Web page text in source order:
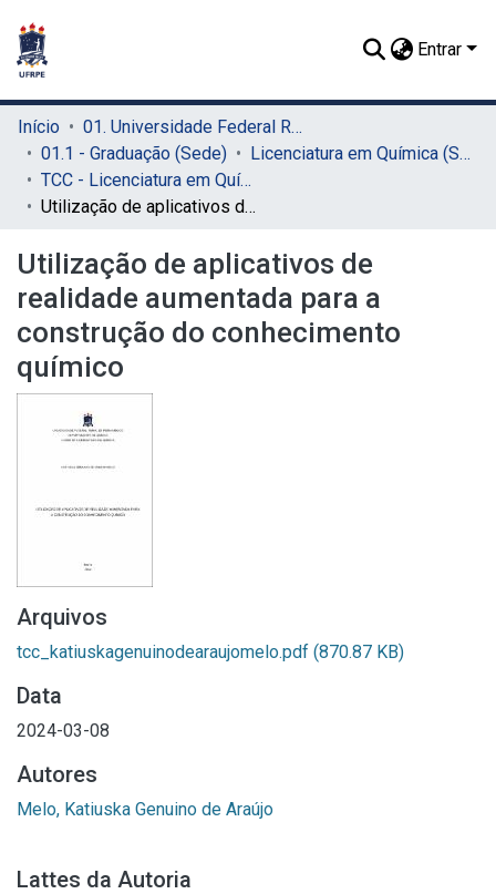
Entrar
Início
01. Universidade Federal Rural de Pernambuco - UFRPE (Sede)
01.1 - Graduação (Sede)
Licenciatura em Química (Sede)
TCC - Licenciatura em Química (Sede)
Utilização de aplicativos de realidade aumentada para a construção do conhecimento químico
Utilização de aplicativos de
realidade aumentada para a
construção do conhecimento
químico
Arquivos
tcc_katiuskagenuinodearaujomelo.pdf (870.87 KB)
Data
2024-03-08
Autores
Melo, Katiuska Genuino de Araújo
Lattes da Autoria